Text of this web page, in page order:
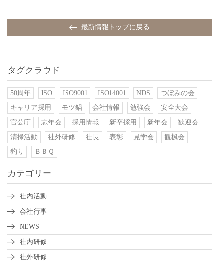
最新情報トップに戻る
タグクラウド
50周年 ISO ISO9001 ISO14001 NDS
つぼみの会
キャリア採用
モツ鍋 会社情報 勉強会
安全大会
官公庁
忘年会 採用情報 新卒採用 新年会
歓迎会
清掃活動
社外研修 社長 表彰 見学会
観楓会
釣り
ＢＢＱ
カテゴリー
社内活動
会社行事
NEWS
社内研修
社外研修